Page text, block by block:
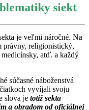
siekt
je veľmi náročné. Na
právny, religionistický,
atď. a každý
súčasné náboženstvá
vyvíjali svoju
slova je totiž sekta
a obradom od oficiálnej